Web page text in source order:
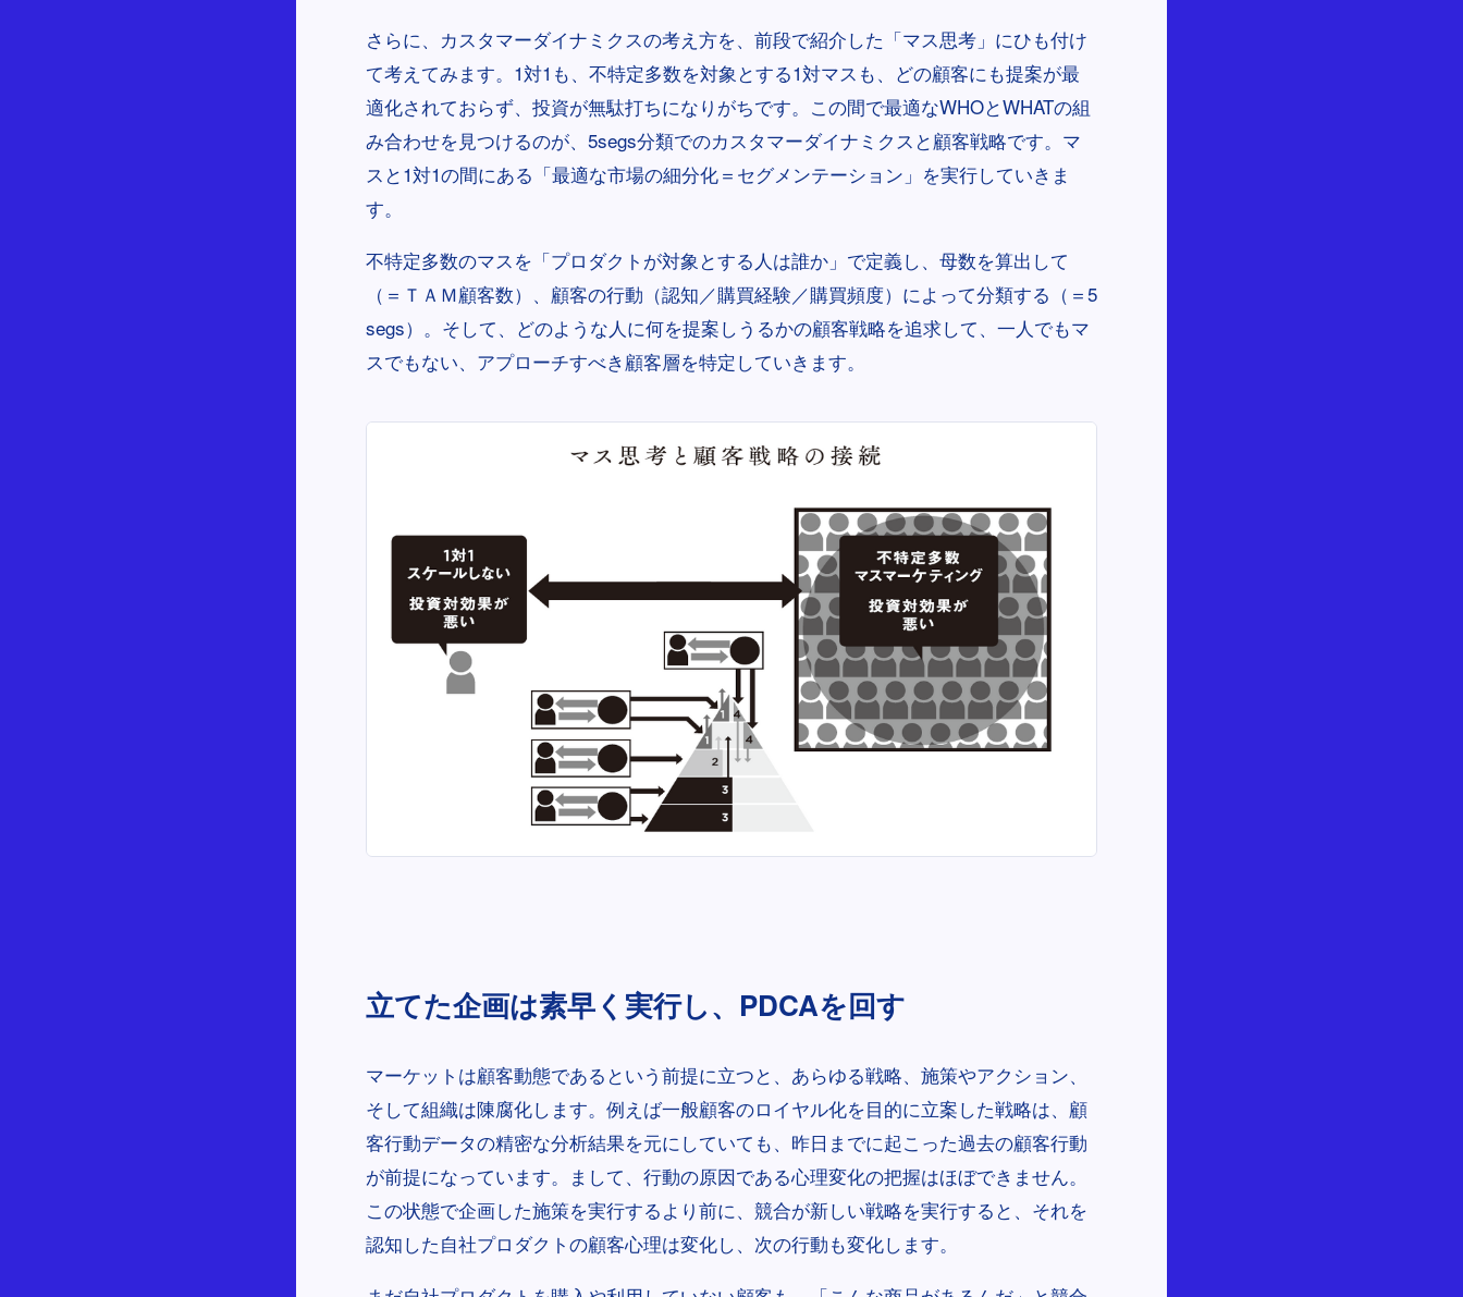
さらに、カスタマーダイナミクスの考え方を、前段で紹介した「マス思考」にひも付け
て考えてみます。1対1も、不特定多数を対象とする1対マスも、どの顧客にも提案が最
適化されておらず、投資が無駄打ちになりがちです。この間で最適なWHOとWHATの組
み合わせを見つけるのが、5segs分類でのカスタマーダイナミクスと顧客戦略です。マ
スと1対1の間にある「最適な市場の細分化＝セグメンテーション」を実行していきま
す。
不特定多数のマスを「プロダクトが対象とする人は誰か」で定義し、母数を算出して
（＝ＴＡＭ顧客数）、顧客の行動（認知／購買経験／購買頻度）によって分類する（＝5
segs）。そして、どのような人に何を提案しうるかの顧客戦略を追求して、一人でもマ
スでもない、アプローチすべき顧客層を特定していきます。
立てた企画は素早く実行し、PDCAを回す
マーケットは顧客動態であるという前提に立つと、あらゆる戦略、施策やアクション、
そして組織は陳腐化します。例えば一般顧客のロイヤル化を目的に立案した戦略は、顧
客行動データの精密な分析結果を元にしていても、昨日までに起こった過去の顧客行動
が前提になっています。まして、行動の原因である心理変化の把握はほぼできません。
この状態で企画した施策を実行するより前に、競合が新しい戦略を実行すると、それを
認知した自社プロダクトの顧客心理は変化し、次の行動も変化します。